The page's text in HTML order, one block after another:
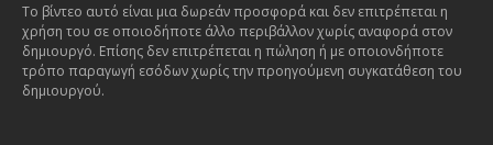
Το βίντεο αυτό είναι μια δωρεάν προσφορά και δεν επιτρέπεται η
χρήση του σε οποιοδήποτε άλλο περιβάλλον χωρίς αναφορά στον
δημιουργό. Επίσης δεν επιτρέπεται η πώληση ή με οποιονδήποτε
τρόπο παραγωγή εσόδων χωρίς την προηγούμενη συγκατάθεση του
δημιουργού.